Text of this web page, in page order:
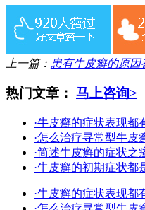
上一篇： 患有牛皮癣的原因
热门文章： 马上咨询>
·牛皮癣的症状表现都
·怎么治疗寻常型牛皮
·简述牛皮癣的症状之
·牛皮癣的初期症状都
·牛皮癣的症状表现都